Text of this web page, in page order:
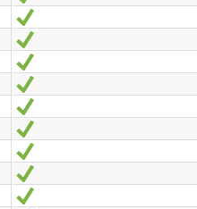
Sí
Sí
Sí
Sí
Sí